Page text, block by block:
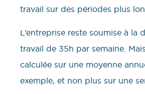
travail sur des périodes plus
L’entreprise reste soumise à la
travail de 35h par semaine.
calculée sur une moyenne
exemple, et non plus sur une